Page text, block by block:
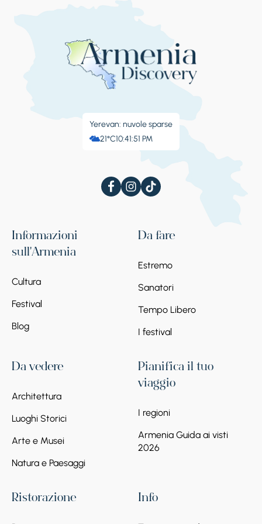
Yerevan: nuvole sparse
21°C10:41:52 PM
Informazioni
sull'Armenia
Cultura
Festival
Blog
Da fare
Estremo
Sanatori
Tempo Libero
I festival
Da vedere
Architettura
Luoghi Storici
Arte e Musei
Natura e Paesaggi
Pianifica il tuo
viaggio
I regioni
Armenia Guida ai visti
2026
Ristorazione Info